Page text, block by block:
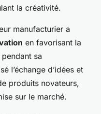
la créativité.
manufacturier a
en favorisant la
sa
l’échange d’idées et
produits novateurs,
sur le marché.